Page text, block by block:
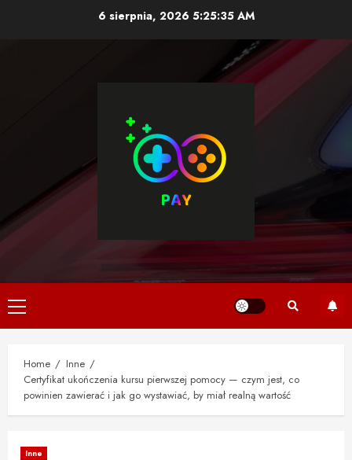
6 sierpnia, 2026 5:25:36 AM
Primary
Menu
Home
Inne
Certyfikat ukończenia kursu pierwszej pomocy — czym jest, co
powinien zawierać i jak go wystawiać, by miał realną wartość
Inne